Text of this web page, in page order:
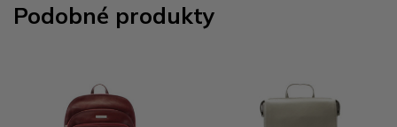
Podobné produkty